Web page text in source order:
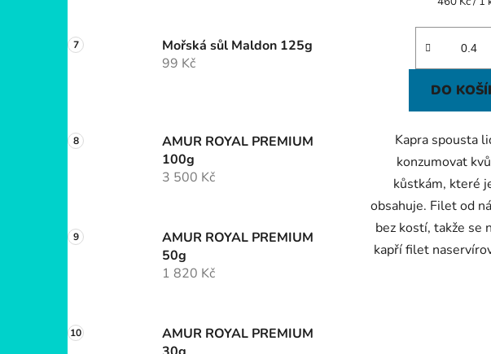
Mořská sůl Maldon 125g
99 Kč
AMUR ROYAL PREMIUM
100g
3 500 Kč
AMUR ROYAL PREMIUM
50g
1 820 Kč
AMUR ROYAL PREMIUM
DO
Kapra spousta
konzumovat
kůstkám, které
obsahuje. Filet od
bez kostí, takže se
kapří filet